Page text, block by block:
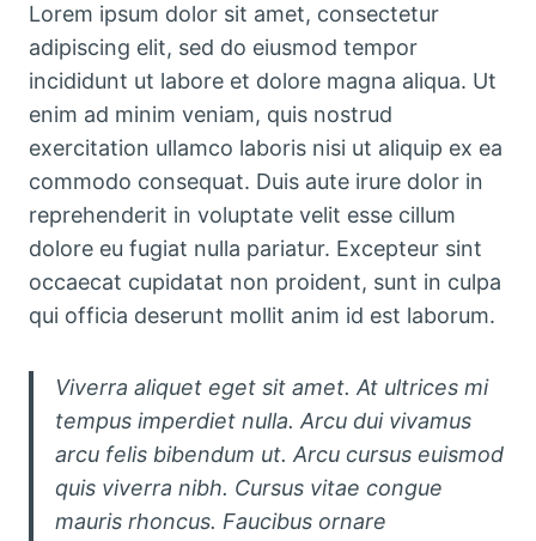
Lorem ipsum dolor sit amet, consectetur
adipiscing elit, sed do eiusmod tempor
incididunt ut labore et dolore magna aliqua. Ut
enim ad minim veniam, quis nostrud
exercitation ullamco laboris nisi ut aliquip ex ea
commodo consequat. Duis aute irure dolor in
reprehenderit in voluptate velit esse cillum
dolore eu fugiat nulla pariatur. Excepteur sint
occaecat cupidatat non proident, sunt in culpa
qui officia deserunt mollit anim id est laborum.
Viverra aliquet eget sit amet. At ultrices mi
tempus imperdiet nulla. Arcu dui vivamus
arcu felis bibendum ut. Arcu cursus euismod
quis viverra nibh. Cursus vitae congue
mauris rhoncus. Faucibus ornare